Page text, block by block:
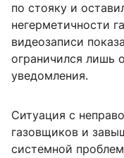
по стояку и
негерметичности
видеозаписи
ограничился лишь
уведомления.
Ситуация с
газовщиков и
системной